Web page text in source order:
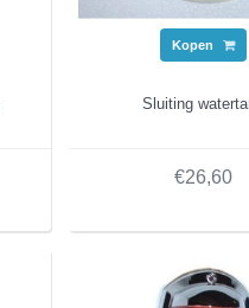
Kopen
Sluiting
€26,60